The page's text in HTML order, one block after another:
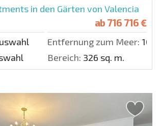
in den Gärten von Valencia
ab 716 716 €
Entfernung zum Meer: 100
Bereich: 326 sq. m.